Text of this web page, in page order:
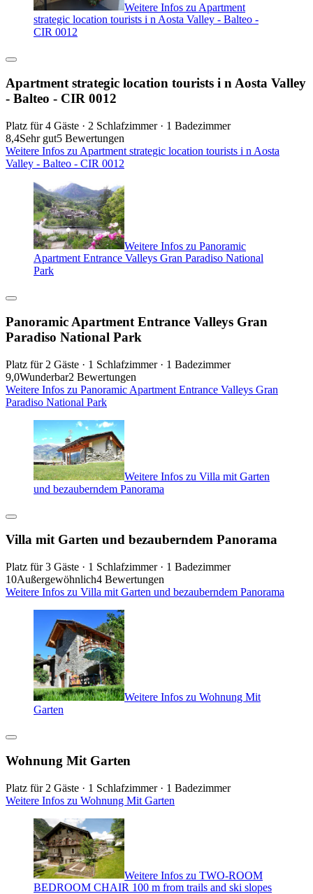
Weitere Infos zu Apartment
strategic location tourists i n Aosta Valley - Balteo -
CIR 0012
Apartment strategic location tourists i n Aosta Valley
- Balteo - CIR 0012
Platz für 4 Gäste · 2 Schlafzimmer · 1 Badezimmer
8,4Sehr gut5 Bewertungen
Weitere Infos zu Apartment strategic location tourists i n Aosta
Valley - Balteo - CIR 0012
Weitere Infos zu Panoramic
Apartment Entrance Valleys Gran Paradiso National
Park
Panoramic Apartment Entrance Valleys Gran
Paradiso National Park
Platz für 2 Gäste · 1 Schlafzimmer · 1 Badezimmer
9,0Wunderbar2 Bewertungen
Weitere Infos zu Panoramic Apartment Entrance Valleys Gran
Paradiso National Park
Weitere Infos zu Villa mit Garten
und bezauberndem Panorama
Villa mit Garten und bezauberndem Panorama
Platz für 3 Gäste · 1 Schlafzimmer · 1 Badezimmer
10Außergewöhnlich4 Bewertungen
Weitere Infos zu Villa mit Garten und bezauberndem Panorama
Weitere Infos zu Wohnung Mit
Garten
Wohnung Mit Garten
Platz für 2 Gäste · 1 Schlafzimmer · 1 Badezimmer
Weitere Infos zu Wohnung Mit Garten
Weitere Infos zu TWO-ROOM
BEDROOM CHAIR 100 m from trails and ski slopes